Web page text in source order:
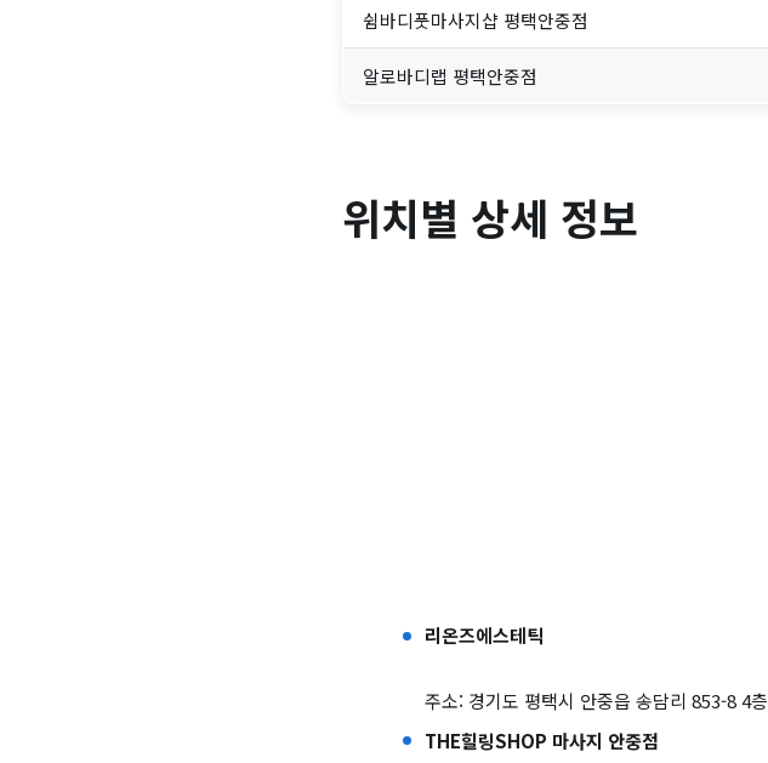
쉼바디풋마사지샵 평택안중점
알로바디랩 평택안중점
위치별 상세 정보
리온즈에스테틱
주소: 경기도 평택시 안중읍 송담리 853-8 4층
THE힐링SHOP 마사지 안중점